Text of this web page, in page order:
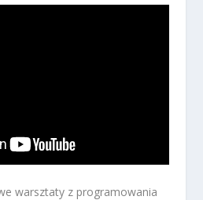
warsztaty z programowania